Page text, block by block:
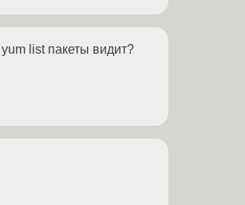
list пакеты видит?